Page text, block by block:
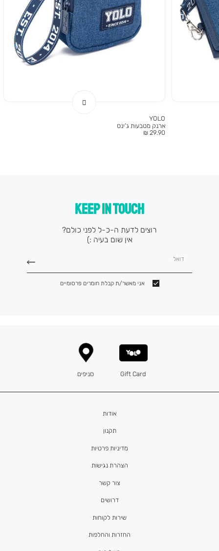
YOLO
ארנק מטבעות ג’ינס
מחיר
29.90 ₪
KEEP IN TOUCH
רוצים לדעת ה-כ-ל לפני כולם?
אין שום בעיה :)
דואל
אני מאשר/ת קבלת חומרים פרסומיים
אודות
תקנון
מדיניות פרטיות
הצהרת נגישות
צור קשר
דרושים
Gift Card סניפים
שירות לקוחות
החזרות והחלפות